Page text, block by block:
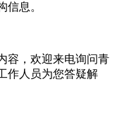
信息。
，欢迎来电询问青
作人员为您答疑解